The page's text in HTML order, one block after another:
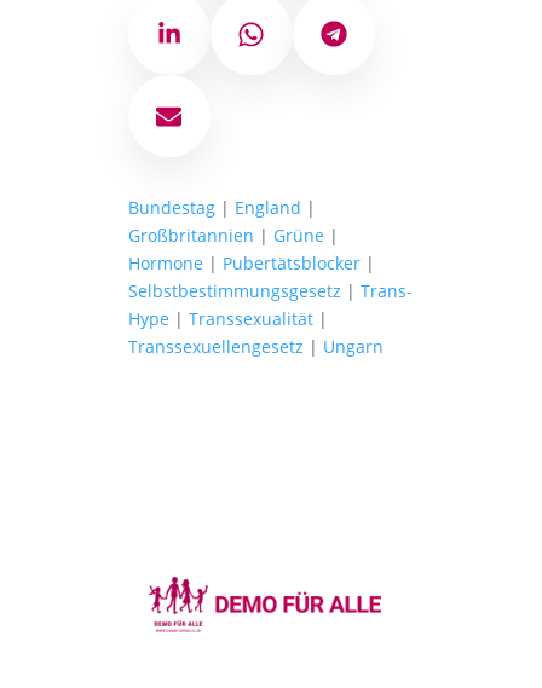
LinkedIn WhatsAppTelegram
E-Mail
Bundestag| England |
Großbritannien | Grüne |
Hormone | Pubertätsblocker|
Selbstbestimmungsgesetz | Trans-
Hype | Transsexualität|
Transsexuellengesetz | Ungarn